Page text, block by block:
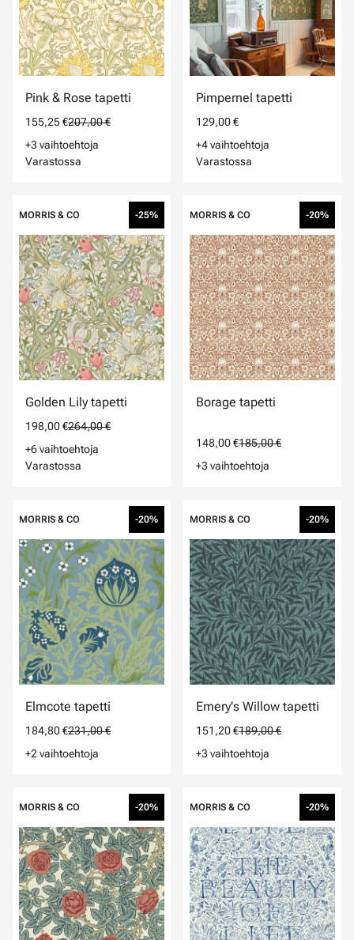
Pink & Rose tapetti
155,25 €207,00 €
+3 vaihtoehtoja
Varastossa
Pimpernel tapetti
129,00 €
+4 vaihtoehtoja
Varastossa
MORRIS & CO -25%
Golden Lily tapetti
198,00 €264,00 €
+6 vaihtoehtoja
Varastossa
MORRIS & CO -20%
Borage tapetti
148,00 €185,00 €
+3 vaihtoehtoja
MORRIS & CO -20%
Elmcote tapetti
184,80 €231,00 €
+2 vaihtoehtoja
MORRIS & CO -20%
Emery's Willow tapetti
151,20 €189,00 €
+3 vaihtoehtoja
MORRIS & CO -20% MORRIS & CO -20%